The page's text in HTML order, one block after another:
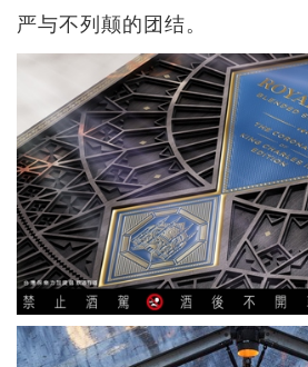
严与不列颠的团结。